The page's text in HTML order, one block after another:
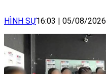
HÌNH SỰ16:03 | 05/08/2026